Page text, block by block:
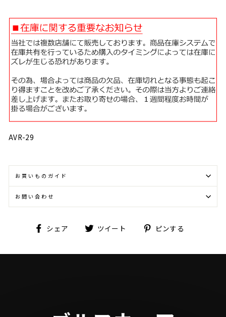
AVR-29
お買いものガイド
お問い合わせ
シェア
Facebookツイート
Twitterピンする